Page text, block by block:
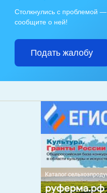
Столкнулись с проблемой —
сообщите о ней!
Подать жалобу